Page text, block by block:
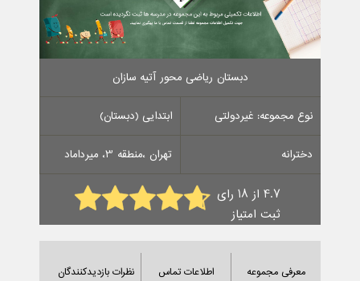
دبستان ریاضی محور آتیه سازان
نوع مجموعه: غیردولتی ابتدایی (دبستان)
دخترانه تهران ،منطقه 3، میرداماد
4.7 از 18 رای
ثبت امتیاز
معرفی مجموعه اطلاعات تماس نظرات بازدیدکنندگان